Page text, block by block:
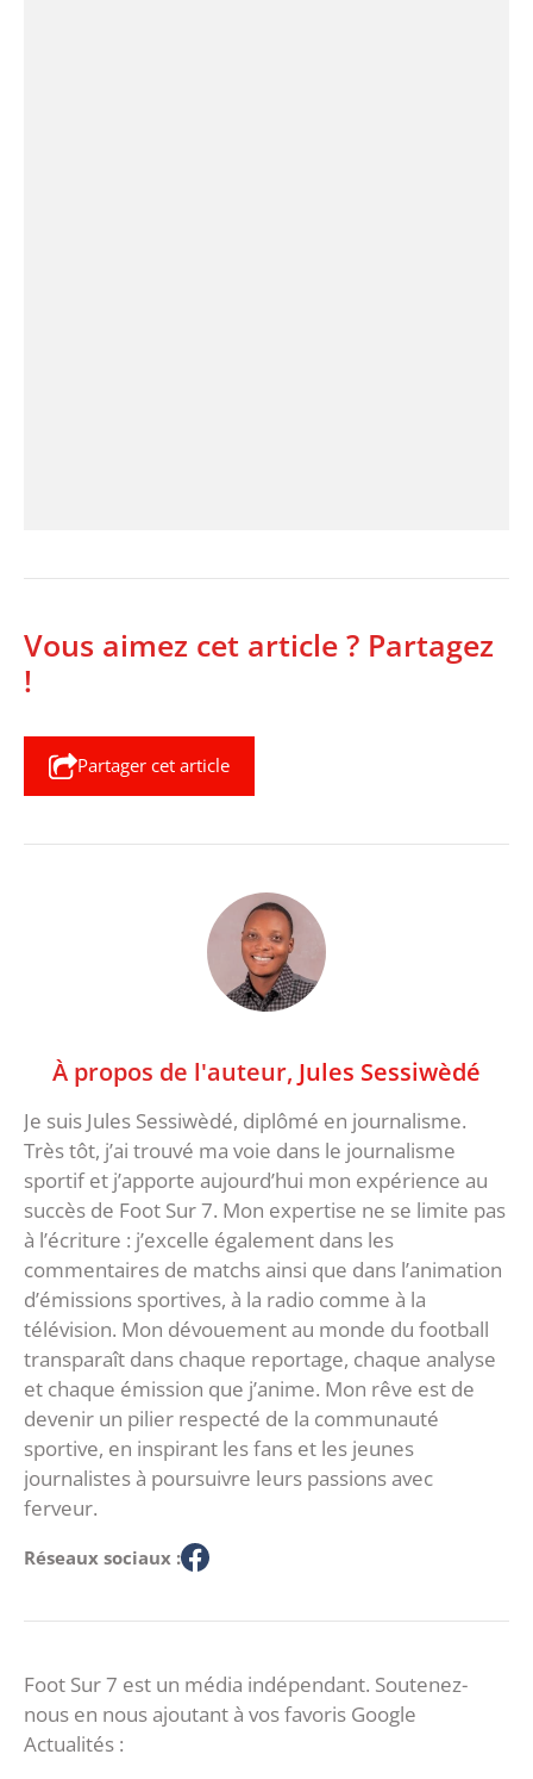
Vous aimez cet article ? Partagez
!
Partager cet article
À propos de l'auteur, Jules Sessiwèdé
Je suis Jules Sessiwèdé, diplômé en journalisme.
Très tôt, j’ai trouvé ma voie dans le journalisme
sportif et j’apporte aujourd’hui mon expérience au
succès de Foot Sur 7. Mon expertise ne se limite pas
à l’écriture : j’excelle également dans les
commentaires de matchs ainsi que dans l’animation
d’émissions sportives, à la radio comme à la
télévision. Mon dévouement au monde du football
transparaît dans chaque reportage, chaque analyse
et chaque émission que j’anime. Mon rêve est de
devenir un pilier respecté de la communauté
sportive, en inspirant les fans et les jeunes
journalistes à poursuivre leurs passions avec
ferveur.
Réseaux sociaux :
Foot Sur 7 est un média indépendant. Soutenez-
nous en nous ajoutant à vos favoris Google
Actualités :